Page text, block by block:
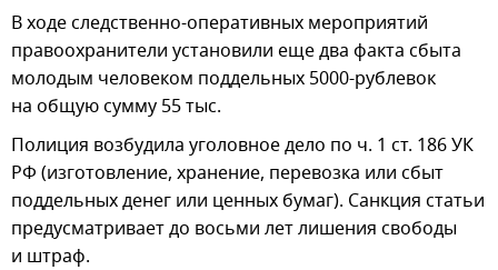
В ходе следственно-оперативных мероприятий
правоохранители установили еще два факта сбыта
молодым человеком поддельных 5000-рублевок
на общую сумму 55 тыс.
Полиция возбудила уголовное дело по ч. 1 ст. 186 УК
РФ (изготовление, хранение, перевозка или сбыт
поддельных денег или ценных бумаг). Санкция статьи
предусматривает до восьми лет лишения свободы
и штраф.